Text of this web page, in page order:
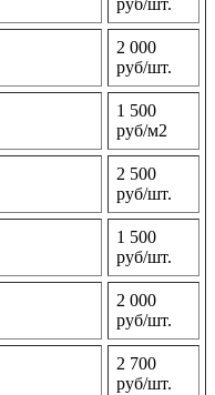
руб/шт.
2 000
руб/шт.
1 500
руб/м2
2 500
руб/шт.
1 500
руб/шт.
2 000
руб/шт.
2 700
руб/шт.